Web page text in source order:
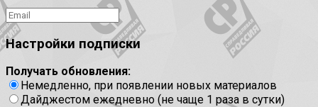
Настройки подписки
Получать обновления:
Немедленно, при появлении новых материалов
Дайджестом ежедневно (не чаще 1 раза в сутки)